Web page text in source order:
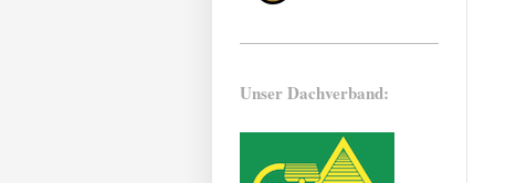
Unser Dachverband: